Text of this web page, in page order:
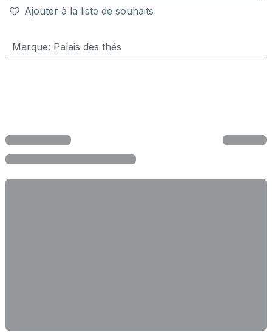
Ajouter à la liste de souhaits
Marque: Palais des thés